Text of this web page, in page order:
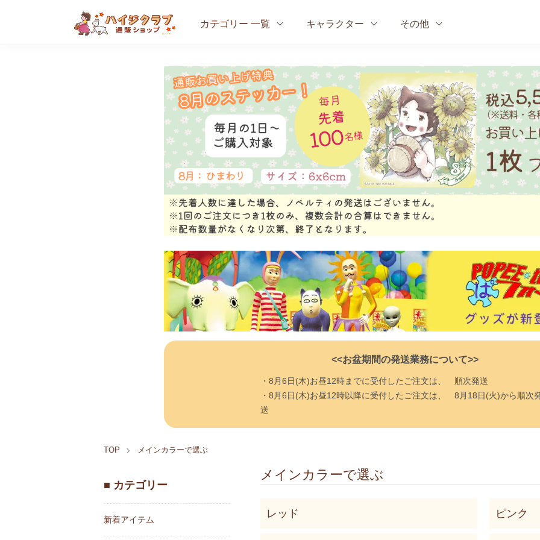
カテゴリー 一覧 キャラクター その他
<<お盆期間の発送業務について>>
・8月6日(木)お昼12時までに受付したご注文は、
順次発送
・8月6日(木)お昼12時以降に受付したご注文は、
8月18日(火)から順次
送
TOP メインカラーで選ぶ
メインカラーで選ぶ
レッド ピンク
■ カテゴリー
新着アイテム